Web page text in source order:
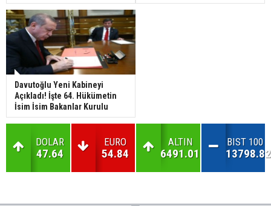
Davutoğlu Yeni Kabineyi
Açıkladı! İşte 64. Hükümetin
İsim İsim Bakanlar Kurulu
DOLAR
47.64
EURO
54.84
ALTIN
6491.01
BIST 100
13798.82